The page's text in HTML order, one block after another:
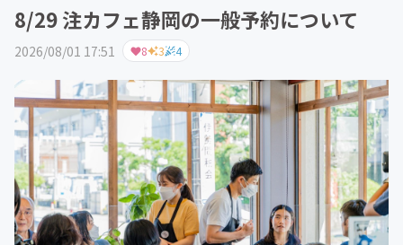
8/29 注カフェ静岡の一般予約について
2026/08/01 17:51 8 3 4